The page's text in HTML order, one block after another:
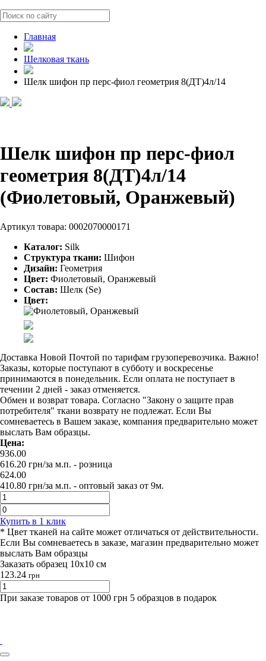
Главная
Шелковая ткань
Шелк шифон пр перс-фиол геометрия 8(ДТ)4л/14
Шелк шифон пр перс-фиол
геометрия 8(ДТ)4л/14
(Фиолетовый, Оранжевый)
Артикул товара: 0002070000171
Каталог: Silk
Структура ткани: Шифон
Дизайн: Геометрия
Цвет: Фиолетовый, Оранжевый
Состав: Шелк (Se)
Цвет:
Доставка Новой Почтой по тарифам грузоперевозчика. Важно!
Заказы, которые поступают в субботу и воскресенье
принимаются в понедельник. Если оплата не поступает в
течении 2 дней - заказ отменяется.
Обмен и возврат товара. Согласно "Закону о защите прав
потребителя" ткани возврату не подлежат. Если Вы
сомневаетесь в Вашем заказе, компания предварительно может
выслать Вам образцы.
Цена:
936.00
616.20 грн/за м.п. - розница
624.00
410.80 грн/за м.п. - оптовый заказ от 9м.
Купить в 1 клик
* Цвет тканей на сайте может отличаться от действительности.
Если Вы сомневаетесь в заказе, магазин предварительно может
выслать Вам образцы
Заказать образец 10х10 см
123.24 грн
При заказе товаров от 1000 грн 5 образцов в подарок